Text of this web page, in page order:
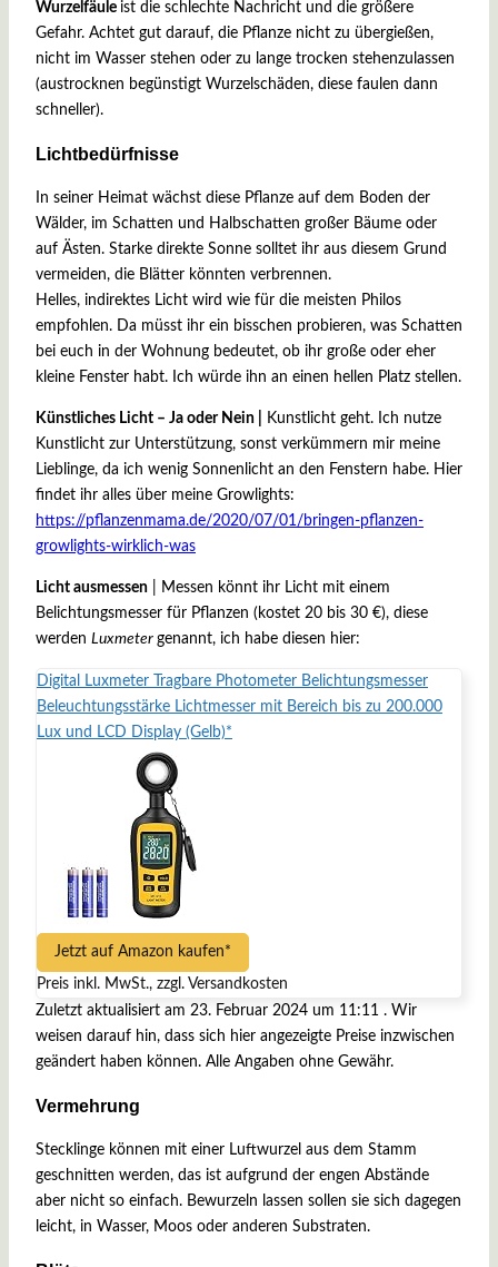
Wurzelfäule ist die schlechte Nachricht und die größere
Gefahr. Achtet gut darauf, die Pflanze nicht zu übergießen,
nicht im Wasser stehen oder zu lange trocken stehenzulassen
(austrocknen begünstigt Wurzelschäden, diese faulen dann
schneller).
Lichtbedürfnisse
In seiner Heimat wächst diese Pflanze auf dem Boden der
Wälder, im Schatten und Halbschatten großer Bäume oder
auf Ästen. Starke direkte Sonne solltet ihr aus diesem Grund
vermeiden, die Blätter könnten verbrennen.
Helles, indirektes Licht wird wie für die meisten Philos
empfohlen. Da müsst ihr ein bisschen probieren, was Schatten
bei euch in der Wohnung bedeutet, ob ihr große oder eher
kleine Fenster habt. Ich würde ihn an einen hellen Platz stellen.
Künstliches Licht – Ja oder Nein |
Kunstlicht geht. Ich nutze
Kunstlicht zur Unterstützung, sonst verkümmern mir meine
Lieblinge, da ich wenig Sonnenlicht an den Fenstern habe. Hier
findet ihr alles über meine Growlights:
https://pflanzenmama.de/2020/07/01/bringen-pflanzen-
growlights-wirklich-was
Licht ausmessen | Messen könnt ihr Licht mit einem
Belichtungsmesser für Pflanzen (kostet 20 bis 30 €), diese
werden Luxmeter genannt, ich habe diesen hier:
Digital Luxmeter Tragbare Photometer Belichtungsmesser
Beleuchtungsstärke Lichtmesser mit Bereich bis zu 200.000
Lux und LCD Display (Gelb)*
Jetzt auf Amazon kaufen*
Preis inkl. MwSt., zzgl. Versandkosten
Zuletzt aktualisiert am 23. Februar 2024 um 11:11 . Wir
weisen darauf hin, dass sich hier angezeigte Preise inzwischen
geändert haben können. Alle Angaben ohne Gewähr.
Vermehrung
Stecklinge können mit einer Luftwurzel aus dem Stamm
geschnitten werden, das ist aufgrund der engen Abstände
aber nicht so einfach. Bewurzeln lassen sollen sie sich dagegen
leicht, in Wasser, Moos oder anderen Substraten.